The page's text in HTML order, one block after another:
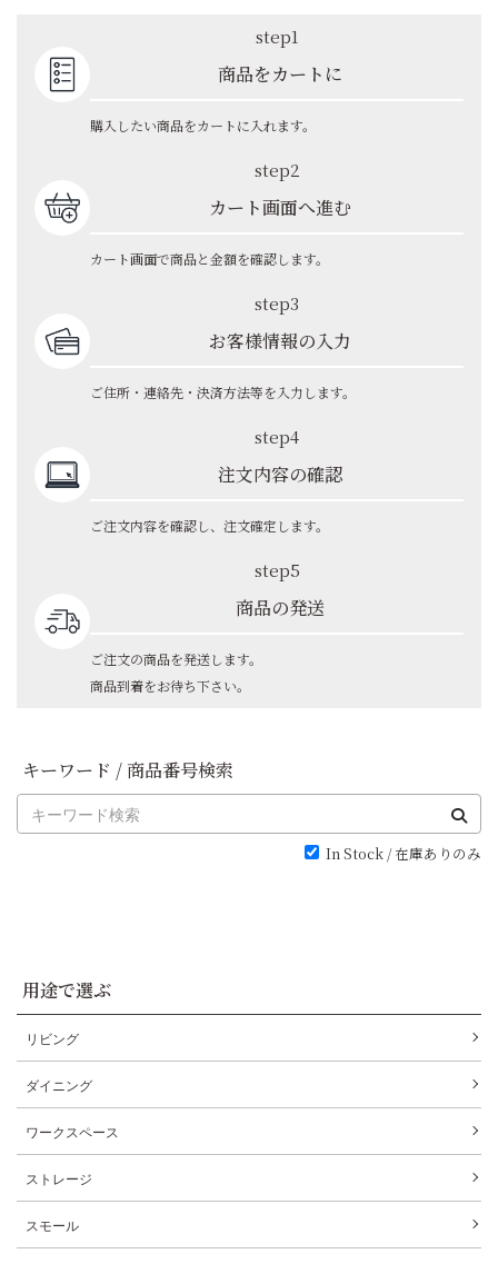
step1
商品をカートに
購入したい商品をカートに入れます。
step2
カート画面へ進む
カート画面で商品と金額を確認します。
step3
お客様情報の入力
ご住所・連絡先・決済方法等を入力します。
step4
注文内容の確認
ご注文内容を確認し、注文確定します。
step5
商品の発送
ご注文の商品を発送します。
商品到着をお待ち下さい。
キーワード / 商品番号検索
In Stock / 在庫ありのみ
用途で選ぶ
リビング
ダイニング
ワークスペース
ストレージ
スモール